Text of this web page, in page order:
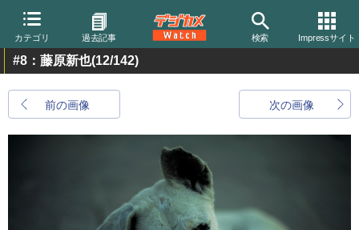
カテゴリ 過去記事 検索 Impressサイト
#8：藤原新也(12/142)
前の画像 次の画像